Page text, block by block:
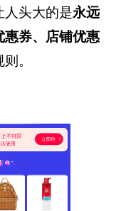
人头大的是永远
券、店铺优惠
。